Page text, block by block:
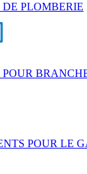
PLOMBERIE
POUR
POUR LE